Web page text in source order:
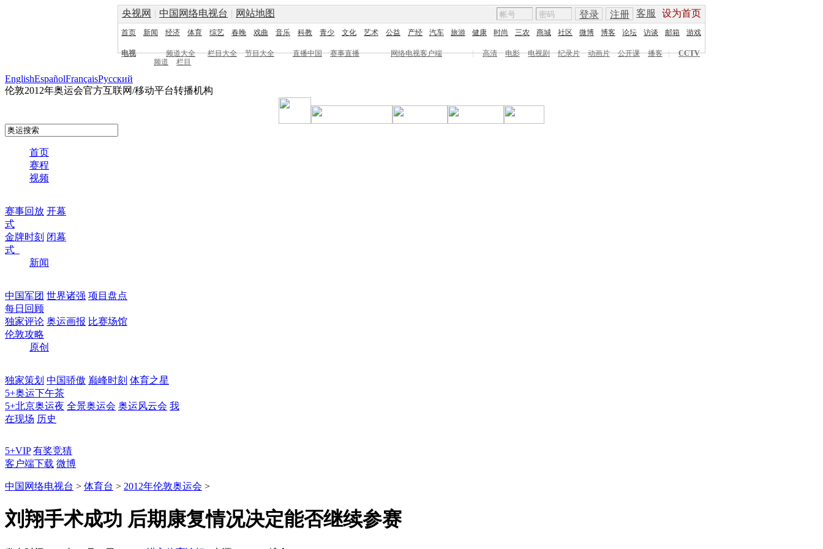
央视网 | 中国网络电视台 | 网站地图 客服 设为首页
登录 注册
首页 新闻 经济 体育 综艺 春晚 戏曲 音乐 科教 青少 文化 艺术 公益 产经 汽车 旅游 健康 时尚 三农 商城 社区 微博 博客 论坛 访谈 邮箱 游戏
电视 频道大全 栏目大全 节目大全 直播中国 赛事直播 网络电视客户端 | 高清 电影 电视剧 纪录片 动画片 公开课 播客 |
CCTV
频道
栏目
EnglishEspañolFrançaisPусский
伦敦2012年奥运会官方互联网/移动平台转播机构
首页
赛程
视频
赛事回放 开幕
式
金牌时刻 闭幕
式
新闻
中国军团 世界诸强 项目盘点
每日回顾
独家评论 奥运画报 比赛场馆
伦敦攻略
原创
独家策划 中国骄傲 巅峰时刻 体育之星
5+奥运下午茶
5+北京奥运夜 全景奥运会 奥运风云会 我
在现场 历史
5+VIP 有奖竞猜
客户端下载 微博
中国网络电视台 > 体育台 > 2012年伦敦奥运会 >
刘翔手术成功 后期康复情况决定能否继续参赛